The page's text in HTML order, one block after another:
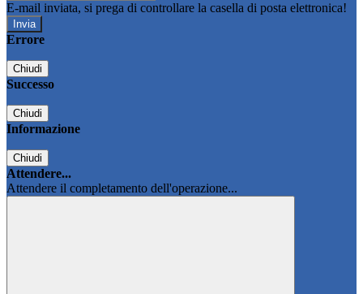
E-mail inviata, si prega di controllare la casella di posta elettronica!
Errore
Chiudi
Successo
Chiudi
Informazione
Chiudi
Attendere...
Attendere il completamento dell'operazione...